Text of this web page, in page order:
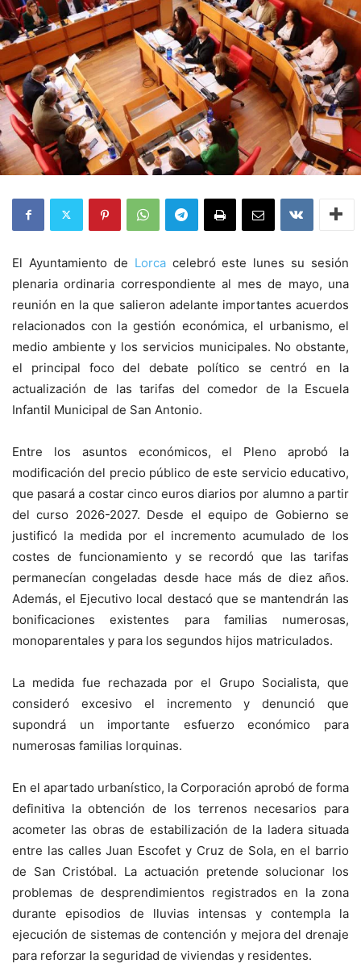
El Ayuntamiento de Lorcacelebró este lunes su sesión
plenaria ordinaria correspondiente al mes de mayo, una
reunión en la que salieron adelante importantes acuerdos
relacionados con la gestión económica, el urbanismo, el
medio ambiente y los servicios municipales. No obstante,
el principal foco del debate político se centró en la
actualización de las tarifas del comedor de la Escuela
Infantil Municipal de San Antonio.
Entre los asuntos económicos, el Pleno aprobó la
modificación del precio público de este servicio educativo,
que pasará a costar cinco euros diarios por alumno a partir
del curso 2026-2027. Desde el equipo de Gobierno se
justificó la medida por el incremento acumulado de los
costes de funcionamiento y se recordó que las tarifas
permanecían congeladas desde hace más de diez años.
Además, el Ejecutivo local destacó que se mantendrán las
bonificaciones existentes para familias numerosas,
monoparentales y para los segundos hijos matriculados.
La medida fue rechazada por el Grupo Socialista, que
consideró excesivo el incremento y denunció que
supondrá un importante esfuerzo económico para
numerosas familias lorquinas.
En el apartado urbanístico, la Corporación aprobó de forma
definitiva la obtención de los terrenos necesarios para
acometer las obras de estabilización de la ladera situada
entre las calles Juan Escofet y Cruz de Sola, en el barrio
de San Cristóbal. La actuación pretende solucionar los
problemas de desprendimientos registrados en la zona
durante episodios de lluvias intensas y contempla la
ejecución de sistemas de contención y mejora del drenaje
para reforzar la seguridad de viviendas y residentes.